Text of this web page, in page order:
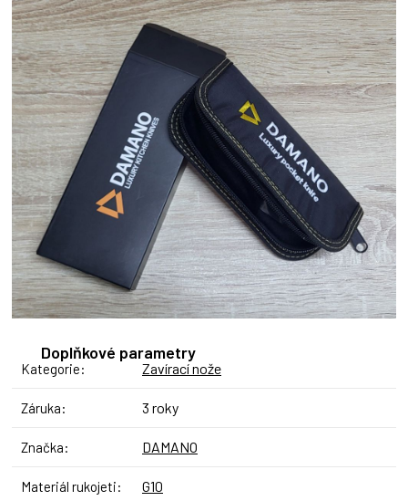
Doplňkové parametry
Kategorie: Zavírací nože
Záruka: 3 roky
Značka: DAMANO
Materiál rukojeti: G10